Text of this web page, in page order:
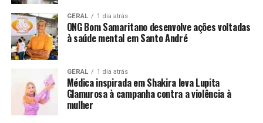
GERAL 1 dia atrás
ONG Bom Samaritano desenvolve ações voltadas
à saúde mental em Santo André
GERAL 1 dia atrás
Médica inspirada em Shakira leva Lupita
Glamurosa à campanha contra a violência à
mulher